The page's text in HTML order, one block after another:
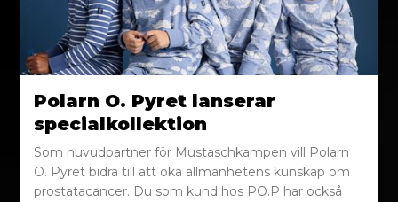
Polarn O. Pyret lanserar
specialkollektion
Som huvudpartner för Mustaschkampen vill Polarn
O. Pyret bidra till att öka allmänhetens kunskap om
prostatacancer. Du som kund hos PO.P har också